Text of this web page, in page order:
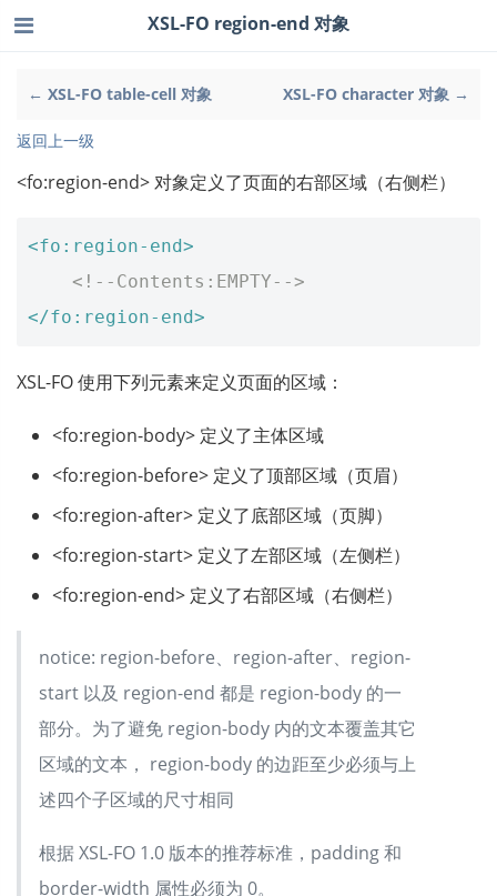
← XSL-FO table-cell 对象 XSL-FO character 对象 →
XSL-FO region-end 对象
返回上一级
<fo:region-end> 对象定义了页面的右部区域（右侧栏）
<fo:region-end>
<!--Contents:EMPTY-->
</fo:region-end>
XSL-FO 使用下列元素来定义页面的区域：
<fo:region-body> 定义了主体区域
<fo:region-before> 定义了顶部区域（页眉）
<fo:region-after> 定义了底部区域（页脚）
<fo:region-start> 定义了左部区域（左侧栏）
<fo:region-end> 定义了右部区域（右侧栏）
notice: region-before、region-after、region-
start 以及 region-end 都是 region-body 的一
部分。为了避免 region-body 内的文本覆盖其它
区域的文本， region-body 的边距至少必须与上
述四个子区域的尺寸相同
根据 XSL-FO 1.0 版本的推荐标准，padding 和
border-width 属性必须为 0。